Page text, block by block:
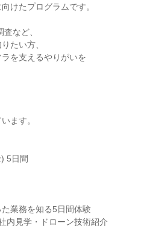
けたプログラムです。
など、
たい方、
を支えるやりがいを
ます。
5日間
業務を知る5日間体験
内見学・ドローン技術紹介